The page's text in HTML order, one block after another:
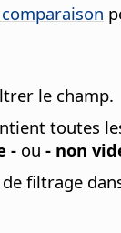
le champ.
toutes
- ou - non
filtrage